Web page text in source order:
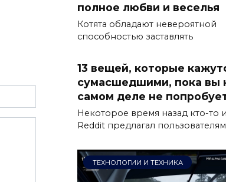
полное любви и веселья
Котята обладают невероятной
способностью заставлять
13 вещей, которые
сумасшедшими, пока вы
самом деле не
Некоторое время назад кто-то
Reddit предлагал пользователям
ТЕХНОЛОГИИ И ТЕХНИКА